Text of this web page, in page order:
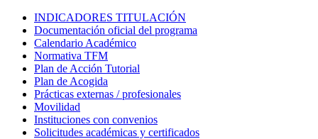
INDICADORES TITULACIÓN
Documentación oficial del programa
Calendario Académico
Normativa TFM
Plan de Acción Tutorial
Plan de Acogida
Prácticas externas / profesionales
Movilidad
Instituciones con convenios
Solicitudes académicas y certificados